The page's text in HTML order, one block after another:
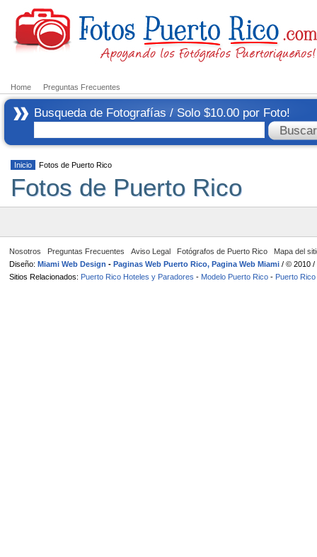
Home Preguntas Frecuentes
Busqueda de Fotografías / Solo $10.00 por Foto!
Inicio Fotos de Puerto Rico
Fotos de Puerto Rico
Nosotros Preguntas Frecuentes Aviso Legal Fotógrafos de Puerto Rico
Mapa del
Diseño: Miami Web Design - Paginas Web Puerto Rico, Pagina Web Miami / © 2010 /
Sitios Relacionados: Puerto Rico Hoteles y Paradores - Modelo Puerto Rico - Puerto